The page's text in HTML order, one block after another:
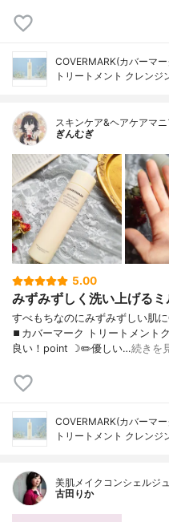
COVERMARK(カバーマー
トリートメント クレンジ
スキンケア&ヘアケアマ
ぎんむぎ
5.00
みずみずしく洗い上げる
すべもちなのにみずみずしい
⏹カバーマーク トリートメン
良い！point ☽✏️優しい…続きを
COVERMARK(カバーマー
トリートメント クレンジ
美肌メイクコンシェルジュ
古田りか